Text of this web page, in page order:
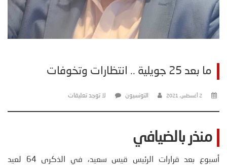
ما بعد 25 جويلية .. انتظارات وتخوفات
2 أغسطس، 2021 التونسيون لا توجد تعليقات
منذر بالضيافي
أسبوع بعد قرارات الرئيس قيس سعيد، في الذكرى 64 لعيد